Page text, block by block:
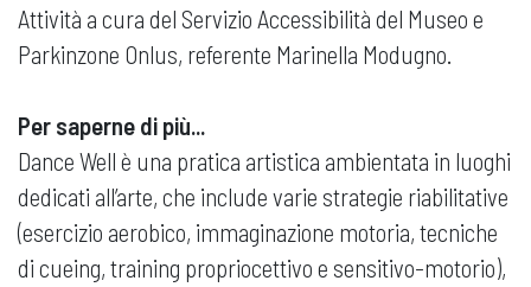
Attività a cura del Servizio Accessibilità del Museo e
Parkinzone Onlus, referente Marinella Modugno.
Per saperne di più...
Dance Well è una pratica artistica ambientata in luoghi
dedicati all’arte, che include varie strategie riabilitative
(esercizio aerobico, immaginazione motoria, tecniche
di cueing, training propriocettivo e sensitivo-motorio),